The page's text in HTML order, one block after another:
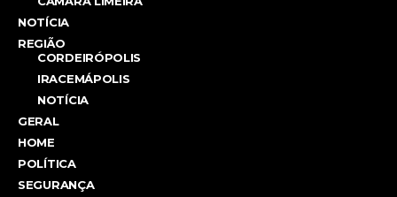
NOTÍCIA
REGIÃO
CORDEIRÓPOLIS
IRACEMÁPOLIS
NOTÍCIA
GERAL
HOME
POLÍTICA
SEGURANÇA